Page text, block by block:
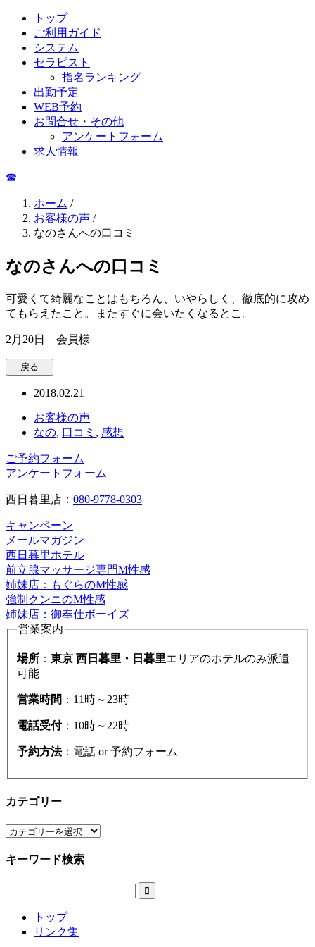
トップ
ご利用ガイド
システム
セラピスト
指名ランキング
出勤予定
WEB予約
お問合せ・その他
アンケートフォーム
求人情報
☎︎
ホーム /
お客様の声 /
なのさんへの口コミ
なのさんへの口コミ
可愛くて綺麗なことはもちろん、いやらしく、徹底的に攻め
てもらえたこと。またすぐに会いたくなるとこ。
2月20日 会員様
2018.02.21
お客様の声
なの, 口コミ , 感想
ご予約フォーム
アンケートフォーム
西日暮里店： 080-9778-0303
キャンペーン
メールマガジン
西日暮里ホテル
前立腺マッサージ専門M性感
姉妹店：もぐらのM性感
強制クンニのM性感
姉妹店：御奉仕ボーイズ
営業案内
場所 ： 東京 西日暮里・日暮里エリアのホテルのみ派遣
可能
営業時間 ：11時～23時
電話受付：10時～22時
予約方法：電話 or 予約フォーム
カテゴリー
カ
ゴ
キーワード検索

トップ
リンク集